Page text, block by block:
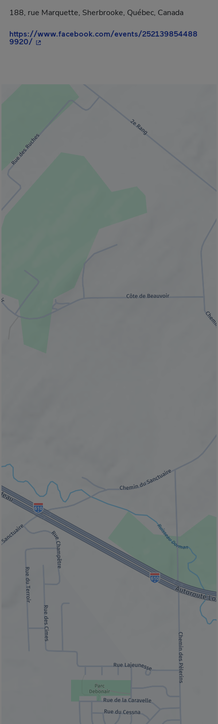
188, rue Marquette, Sherbrooke, Québec, Canada
https://www.facebook.com/events/252139854488
9920/- Cet hyperlien s'ouvrira dans une nouvelle